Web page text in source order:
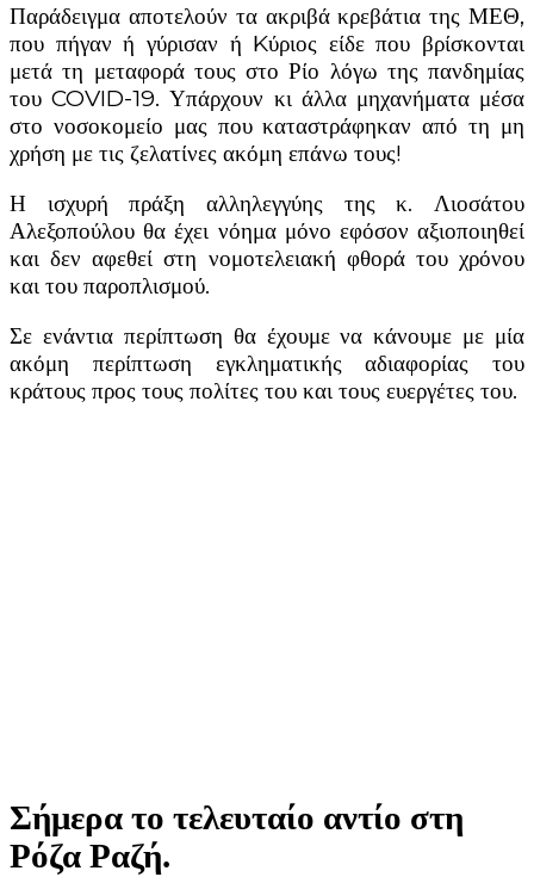
Παράδειγμα αποτελούν τα ακριβά κρεβάτια της ΜΕΘ,
που πήγαν ή γύρισαν ή Kύριος είδε που βρίσκονται
μετά τη μεταφορά τους στο Ρίο λόγω της πανδημίας
του COVID-19. Υπάρχουν κι άλλα μηχανήματα μέσα
στο νοσοκομείο μας που καταστράφηκαν από τη μη
χρήση με τις ζελατίνες ακόμη επάνω τους!
Η ισχυρή πράξη αλληλεγγύης της κ. Λιοσάτου
Αλεξοπούλου θα έχει νόημα μόνο εφόσον αξιοποιηθεί
και δεν αφεθεί στη νομοτελειακή φθορά του χρόνου
και του παροπλισμού.
Σε ενάντια περίπτωση θα έχουμε να κάνουμε με μία
ακόμη περίπτωση εγκληματικής αδιαφορίας του
κράτους προς τους πολίτες του και τους ευεργέτες του.
Σήμερα το τελευταίο αντίο στη
Ρόζα Ραζή.